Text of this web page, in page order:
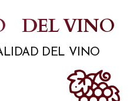
DEL VINO
DEL VINO